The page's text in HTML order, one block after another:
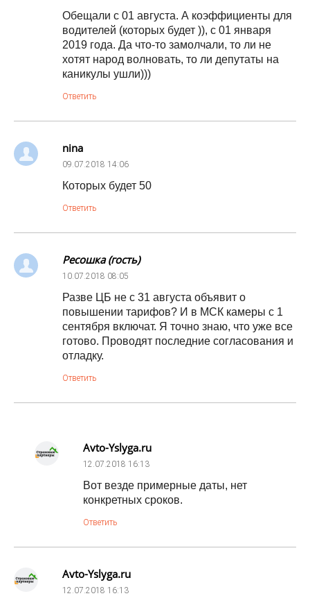
Обещали с 01 августа. А коэффициенты для
водителей (которых будет )), с 01 января
2019 года. Да что-то замолчали, то ли не
хотят народ волновать, то ли депутаты на
каникулы ушли)))
Ответить
nina
09.07.2018 14:06
Которых будет 50
Ответить
Ресошка (гость)
10.07.2018 08:05
Разве ЦБ не с 31 августа объявит о
повышении тарифов? И в МСК камеры с 1
сентября включат. Я точно знаю, что уже все
готово. Проводят последние согласования и
отладку.
Ответить
Avto-Yslyga.ru
12.07.2018 16:13
Вот везде примерные даты, нет
конкретных сроков.
Ответить
Avto-Yslyga.ru
12.07.2018 16:13